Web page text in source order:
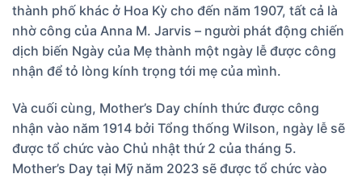
thành phố khác ở Hoa Kỳ cho đến năm 1907, tất cả là
nhờ công của Anna M. Jarvis – người phát động chiến
dịch biến Ngày của Mẹ thành một ngày lễ được công
nhận để tỏ lòng kính trọng tới mẹ của mình.
Và cuối cùng, Mother’s Day chính thức được công
nhận vào năm 1914 bởi Tổng thống Wilson, ngày lễ sẽ
được tổ chức vào Chủ nhật thứ 2 của tháng 5.
Mother’s Day tại Mỹ năm 2023 sẽ được tổ chức vào